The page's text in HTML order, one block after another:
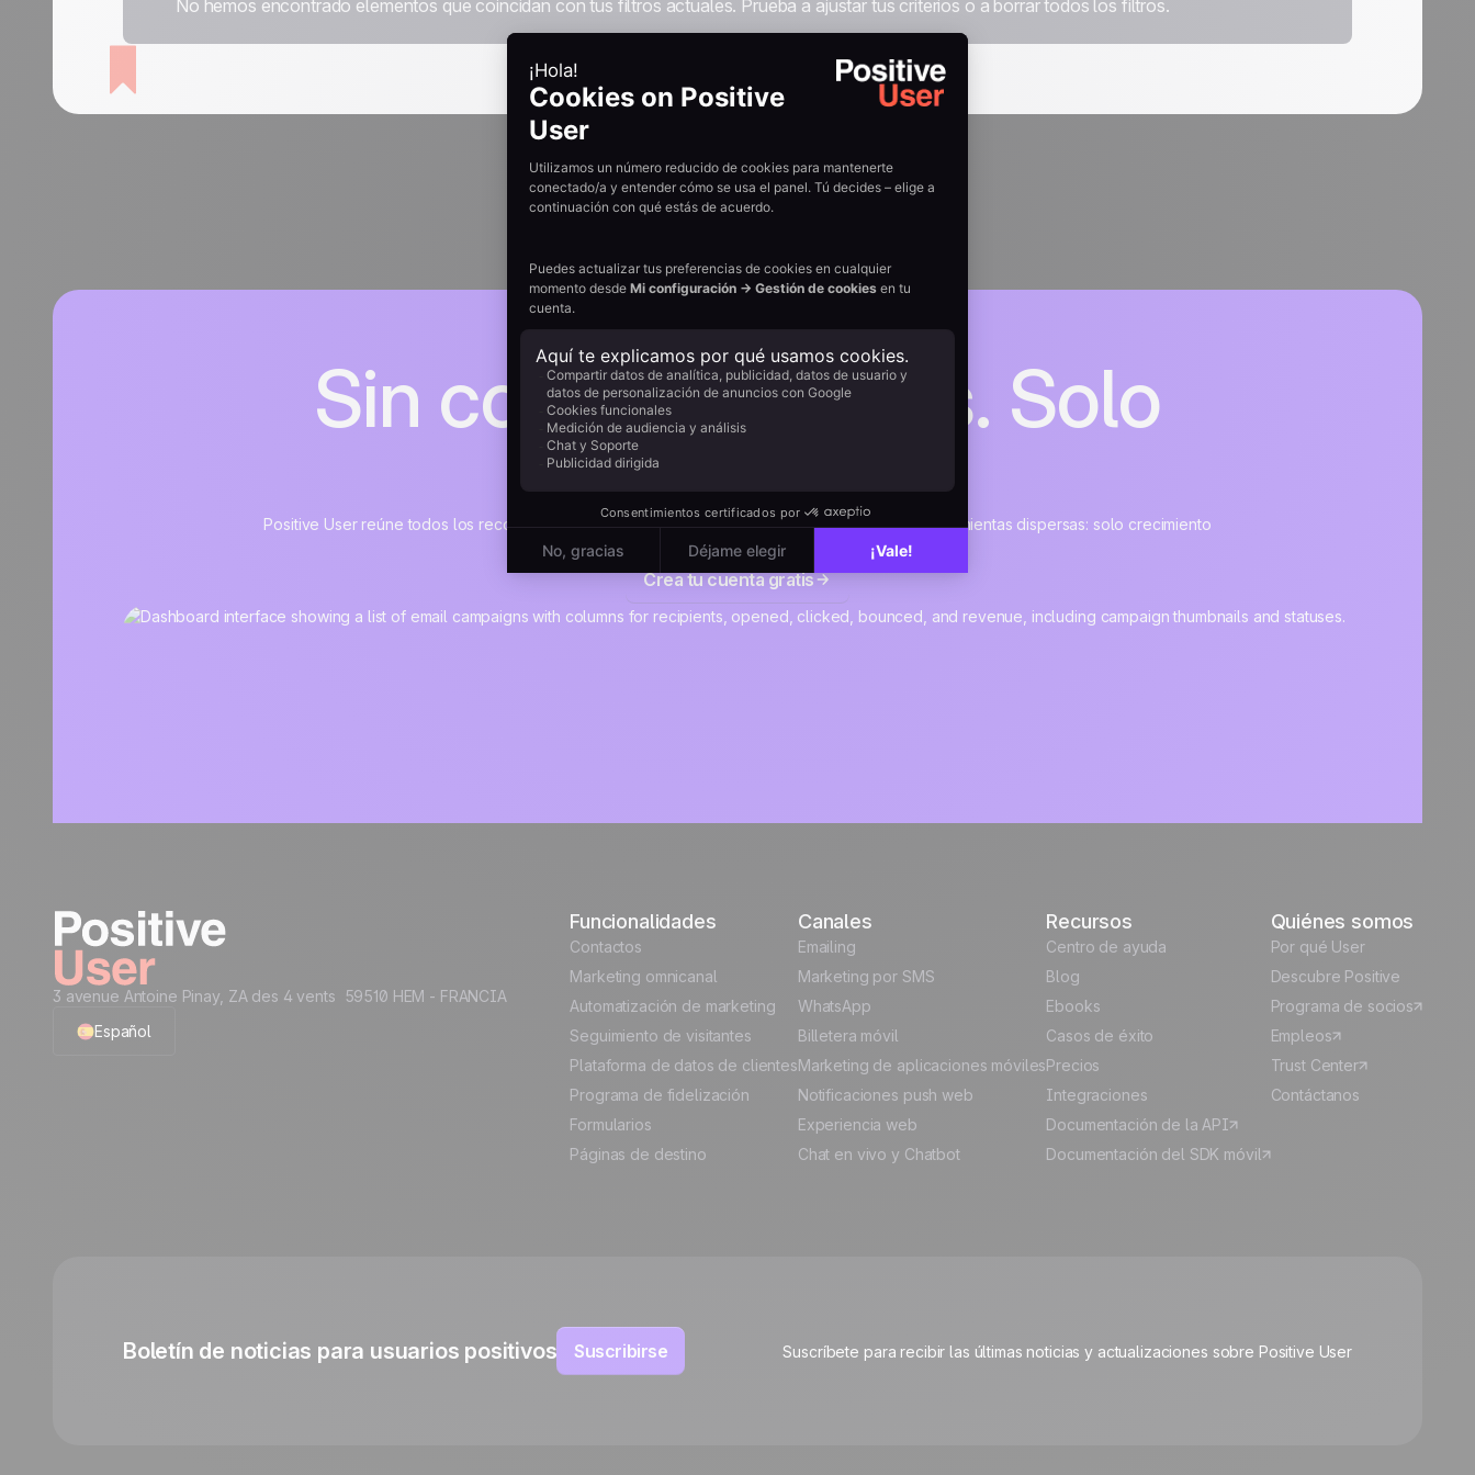
No hemos encontrado elementos que coincidan con tus filtros actuales. Prueba a ajustar tus criterios o a borrar todos los filtros.
Sin complicaciones. Solo
claridad.
Positive User reúne todos los recorridos de tus clientes en una sola plataforma sencilla. Sin herramientas dispersas: solo crecimiento
fluido en marketing, ventas, producto y soporte.
Crea tu cuenta gratis
3 avenue Antoine Pinay, ZA des 4 vents 59510 HEM - FRANCIA
Español
Funcionalidades
Contactos
Marketing omnicanal
Automatización de marketing
Seguimiento de visitantes
Plataforma de datos de clientes
Programa de fidelización
Formularios
Páginas de destino
Canales
Emailing
Marketing por SMS
WhatsApp
Billetera móvil
Marketing de aplicaciones móviles
Notificaciones push web
Experiencia web
Chat en vivo y Chatbot
Recursos
Centro de ayuda
Blog
Ebooks
Casos de éxito
Precios
Integraciones
Documentación de la API
Documentación del SDK móvil
Quiénes somos
Por qué User
Descubre Positive
Programa de socios
Empleos
Trust Center
Contáctanos
Boletín de noticias para usuarios positivos Suscribirse Suscríbete para recibir las últimas noticias y actualizaciones sobre Positive User